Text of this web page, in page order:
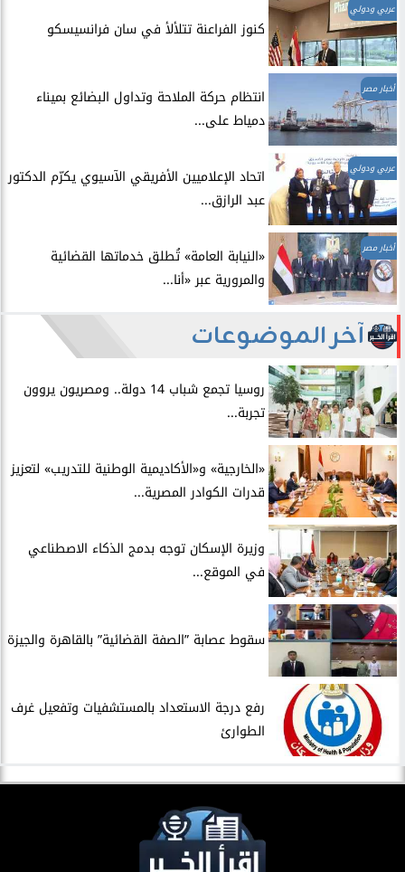
عربي ودولي
​كنوز الفراعنة تتلألأ في سان فرانسيسكو
أخبار مصر
انتظام حركة الملاحة وتداول البضائع بميناء
دمياط على...
عربي ودولي
اتحاد الإعلاميين الأفريقي الآسيوي يكرّم الدكتور
عبد الرازق...
أخبار مصر
​«النيابة العامة» تُطلق خدماتها القضائية
والمرورية عبر «أنا...
آخر الموضوعات
روسيا تجمع شباب 14 دولة.. ومصريون يروون
تجربة...
​«الخارجية» و«الأكاديمية الوطنية للتدريب» لتعزيز
قدرات الكوادر المصرية...
​وزيرة الإسكان توجه بدمج الذكاء الاصطناعي
في الموقع...
سقوط عصابة ”الصفة القضائية” بالقاهرة والجيزة
​رفع درجة الاستعداد بالمستشفيات وتفعيل غرف
الطوارئ